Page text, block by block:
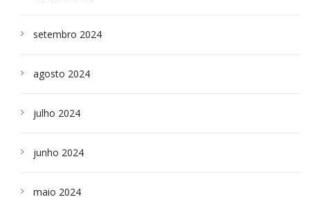
setembro 2024
agosto 2024
julho 2024
junho 2024
maio 2024